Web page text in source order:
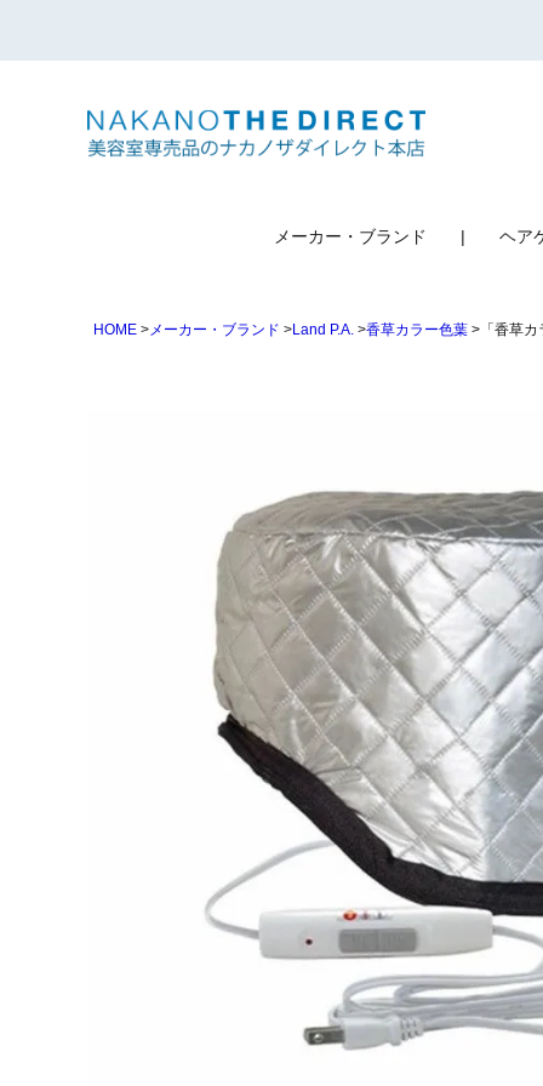
メーカー・ブランド ヘア
HOME メーカー・ブランド Land P.A. 香草カラー色葉 「香草